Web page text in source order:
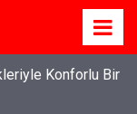
Konforlu Bir